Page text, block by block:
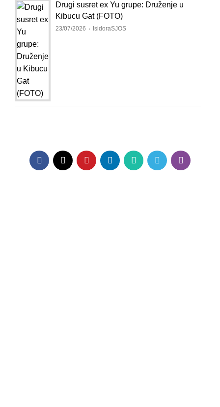
Drugi susret ex Yu grupe: Druženje u
Kibucu Gat (FOTO)
23/07/2026 IsidoraSJOS